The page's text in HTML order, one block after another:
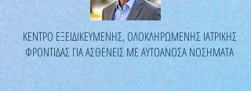
ΚΕΝΤΡΟ ΕΞΕΙΔΙΚΕΥΜΕΝΗΣ, ΟΛΟΚΛΗΡΩΜΕΝΗΣ ΙΑΤΡΙΚΗΣ
ΦΡΟΝΤΙΔΑΣ ΓΙΑ ΑΣΘΕΝΕΙΣ ΜΕ ΑΥΤΟΑΝΟΣΑ ΝΟΣΗΜΑΤΑ